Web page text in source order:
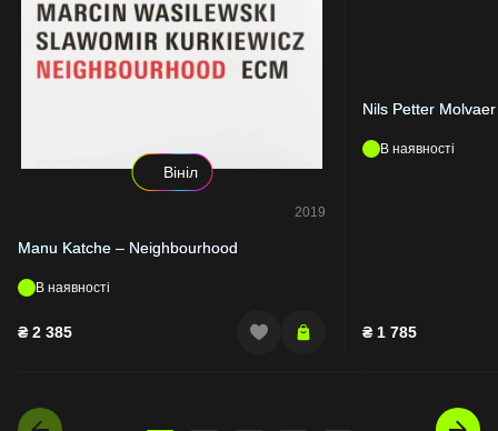
Вініл
2019
Manu Katche – Neighbourhood
В наявності
₴ 2 385
Nils Petter
В наявності
₴ 1 785